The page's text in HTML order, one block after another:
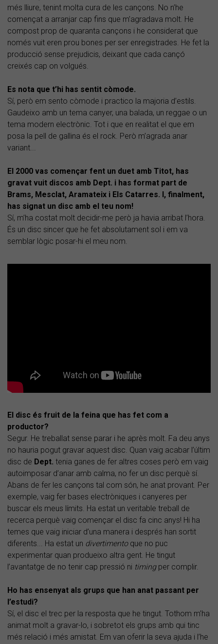
més lliure, tenint molta cura de les cançons. No n’he
començat a arranjar cap fins que m’agradava molt. He
compost prop de quaranta cançons i he considerat que
només vuit eren prou bones per ser enregistrades. He fet la
producció sense prejudicis, deixant que cada cançó
creixés cap on volgués.
Es nota que t’hi has sentit còmode.
Sí, però em sento còmode i practico la majoria d’estils.
Gaudeixo amb un tema canyer, una balada, un reggae o un
tema modern electrònic. Tot i que en realitat el que em
posa la pell de gallina és el rock. Però m’agrada anar
variant...
El 2000 vas començar fent un duet amb Titot, has
gravat vuit discos amb Dept. i has format part de
Brams, Mesclat, Aramateix i Els Catarres. I, finalment,
has signat un disc amb el teu nom!
Sí, m’ha costat molt decidir-me però ja havia arribat l’hora.
És un disc sincer que he fet absolutament sol i em va
semblar lògic posar-hi el meu nom.
El disc és fruit de la feina que has fet com a
productor?
Segur. He treballat sense parar i he après molt. Fa deu anys
no hauria pogut gravar aquest disc. Quan vaig acabar l’últim
disc de Dept. tenia ganes de fer altres coses però em vaig
autoimposar d’anar amb calma, no fer un disc perquè sí.
Abans de fer les cançons tal com són, he anat provant. Per
exemple, vaig fer bases electròniques i canyeres per
buscar els meus límits. Ha estat un veritable treball de
recerca perquè vaig començar el disc fa cinc anys! Hi ha
temes que vaig iniciar d’una manera i després han sortit
diferents... Ha estat un divertimentoque no puc
experimentar quan produeixo altra gent. He tingut
l’avantatge de no tenir cap pressió ni timingper complir.
Ho has ensenyat als grups que han anat passant per
l’estudi?
Sí, el disc el trec per la resposta que he tingut. Tothom m’ha
animat molt a gravar-lo, i sobretot els grups amb qui tinc
més relació i més amistat. Em van oferir la seva ajuda i l’he